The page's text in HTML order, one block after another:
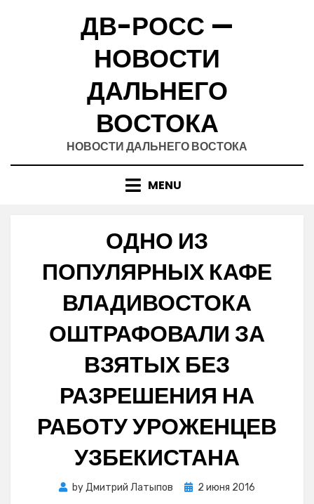
ДВ-РОСС —
НОВОСТИ
ДАЛЬНЕГО
ВОСТОКА
НОВОСТИ ДАЛЬНЕГО ВОСТОКА
MENU
ОДНО ИЗ
ПОПУЛЯРНЫХ КАФЕ
ВЛАДИВОСТОКА
ОШТРАФОВАЛИ ЗА
ВЗЯТЫХ БЕЗ
РАЗРЕШЕНИЯ НА
РАБОТУ УРОЖЕНЦЕВ
УЗБЕКИСТАНА
byДмитрий Латыпов
Posted
2 июня 2016